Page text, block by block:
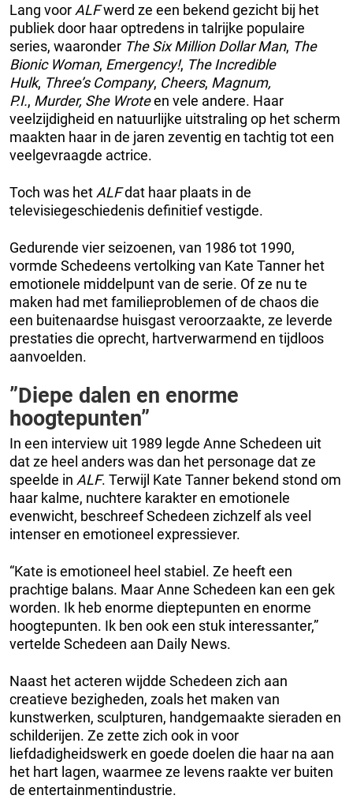
Lang voor ALFwerd ze een bekend gezicht bij het
publiek door haar optredens in talrijke populaire
series, waaronder The Six Million Dollar Man, The
Bionic Woman, Emergency!, The Incredible
Hulk, Three’s Company, Cheers, Magnum,
P.I., Murder, She Wroteen vele andere. Haar
veelzijdigheid en natuurlijke uitstraling op het scherm
maakten haar in de jaren zeventig en tachtig tot een
veelgevraagde actrice.
Toch was het ALFdat haar plaats in de
televisiegeschiedenis definitief vestigde.
Gedurende vier seizoenen, van 1986 tot 1990,
vormde Schedeens vertolking van Kate Tanner het
emotionele middelpunt van de serie. Of ze nu te
maken had met familieproblemen of de chaos die
een buitenaardse huisgast veroorzaakte, ze leverde
prestaties die oprecht, hartverwarmend en tijdloos
aanvoelden.
”Diepe dalen en enorme
hoogtepunten”
In een interview uit 1989 legde Anne Schedeen uit
dat ze heel anders was dan het personage dat ze
speelde in ALF. Terwijl Kate Tanner bekend stond om
haar kalme, nuchtere karakter en emotionele
evenwicht, beschreef Schedeen zichzelf als veel
intenser en emotioneel expressiever.
“Kate is emotioneel heel stabiel. Ze heeft een
prachtige balans. Maar Anne Schedeen kan een gek
worden. Ik heb enorme dieptepunten en enorme
hoogtepunten. Ik ben ook een stuk interessanter,”
vertelde Schedeen aan Daily News.
Naast het acteren wijdde Schedeen zich aan
creatieve bezigheden, zoals het maken van
kunstwerken, sculpturen, handgemaakte sieraden en
schilderijen. Ze zette zich ook in voor
liefdadigheidswerk en goede doelen die haar na aan
het hart lagen, waarmee ze levens raakte ver buiten
de entertainmentindustrie.